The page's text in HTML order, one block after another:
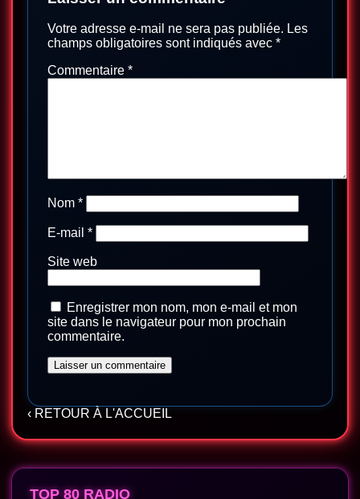
Votre adresse e-mail ne sera pas publiée. Les
champs obligatoires sont indiqués avec *
Commentaire *
Nom *
E-mail *
Site web
Enregistrer mon nom, mon e-mail et mon
site dans le navigateur pour mon prochain
commentaire.
‹ RETOUR À L'ACCUEIL
TOP 80 RADIO